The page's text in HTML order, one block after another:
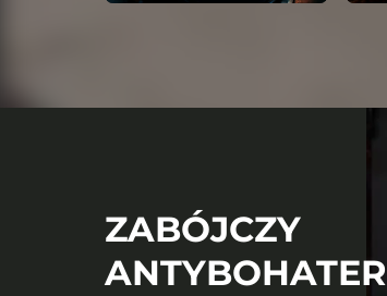
ZABÓJCZY
ANTYBOHATER